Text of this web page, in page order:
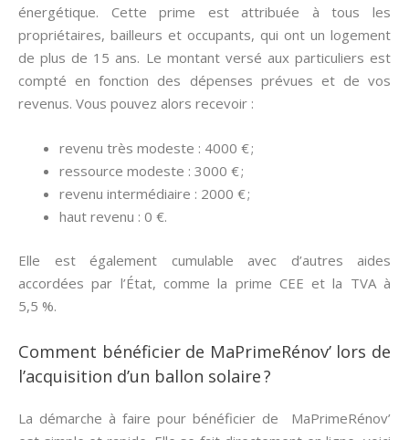
énergétique. Cette prime est attribuée à tous les
propriétaires, bailleurs et occupants, qui ont un logement
de plus de 15 ans. Le montant versé aux particuliers est
compté en fonction des dépenses prévues et de vos
revenus. Vous pouvez alors recevoir :
revenu très modeste : 4000 € ;
ressource modeste : 3000 € ;
revenu intermédiaire : 2000 € ;
haut revenu : 0 €.
Elle est également cumulable avec d’autres aides
accordées par l’État, comme la prime CEE et la TVA à
5,5 %.
Comment bénéficier de MaPrimeRénov’ lors de
l’acquisition d’un ballon solaire ?
La démarche à faire pour bénéficier de MaPrimeRénov’